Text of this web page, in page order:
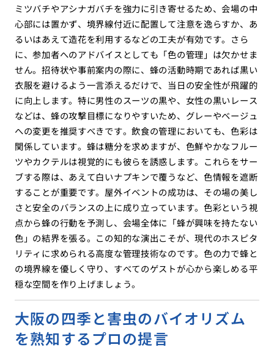
ミツバチやアシナガバチを強力に引き寄せるため、会場の中
心部には置かず、境界線付近に配置して注意を逸らすか、あ
るいはあえて造花を利用するなどの工夫が有効です。さら
に、参加者へのアドバイスとしても「色の管理」は欠かせま
せん。招待状や事前案内の際に、蜂の活動時期であれば黒い
衣服を避けるよう一言添えるだけで、当日の安全性が飛躍的
に向上します。特に男性のスーツの黒や、女性の黒いレース
などは、蜂の攻撃目標になりやすいため、グレーやベージュ
への変更を推奨すべきです。飲食の管理においても、色彩は
関係しています。蜂は糖分を求めますが、色鮮やかなフルー
ツやカクテルは視覚的にも彼らを誘惑します。これらをサー
ブする際は、あえて白いナプキンで覆うなど、色情報を遮断
することが重要です。屋外イベントの成功は、その場の美し
さと安全のバランスの上に成り立っています。色彩という視
点から蜂の行動を予測し、会場全体に「蜂が興味を持たない
色」の結界を張る。この知的な演出こそが、現代のホスピタ
リティに求められる高度な管理技術なのです。色の力で蜂と
の境界線を優しく守り、すべてのゲストが心から楽しめる平
穏な空間を作り上げましょう。
大阪の四季と害虫のバイオリズム
を熟知するプロの提言